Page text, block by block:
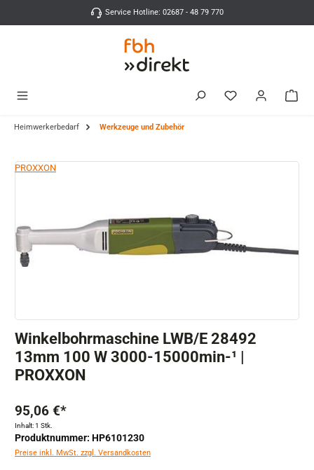
Zum Hauptinhalt springen Service Hotline: 02687 - 48 79 770
Heimwerkerbedarf Werkzeuge und Zubehör
PROXXON
Bildergalerie überspringen
Winkelbohrmaschine LWB/E 28492
13mm 100 W 3000-15000min-¹ |
PROXXON
95,06 €*
Inhalt:1 Stk.
Produktnummer: HP6101230
Preise inkl. MwSt. zzgl. Versandkosten